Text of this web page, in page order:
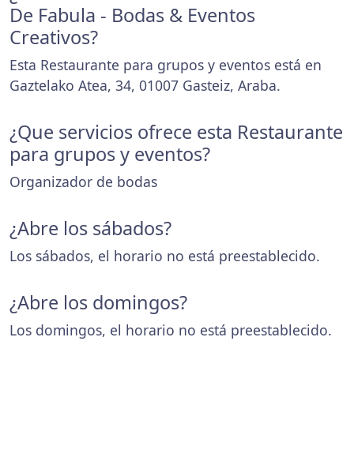
De Fabula - Bodas & Eventos
Creativos?
Esta Restaurante para grupos y eventos está en
Gaztelako Atea, 34, 01007 Gasteiz, Araba.
¿Que servicios ofrece esta Restaurante
para grupos y eventos?
Organizador de bodas
¿Abre los sábados?
Los sábados, el horario no está preestablecido.
¿Abre los domingos?
Los domingos, el horario no está preestablecido.